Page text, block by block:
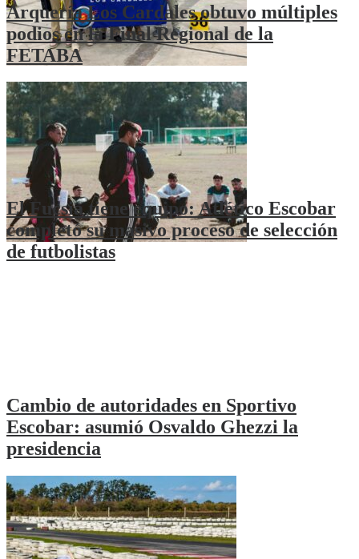
Arquería Los Cardales obtuvo múltiples
podios en la Final Regional de la
FETABA
El Fucsia tiene equipo: Atlético Escobar
completó su masivo proceso de selección
de futbolistas
Cambio de autoridades en Sportivo
Escobar: asumió Osvaldo Ghezzi la
presidencia